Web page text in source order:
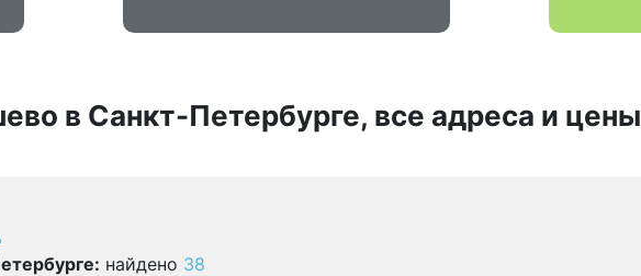
в Санкт-Петербурге, все адреса и цены
найдено 38